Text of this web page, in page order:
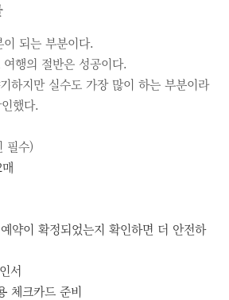
되는 부분이다.
행의 절반은 성공이다.
하지만 실수도 가장 많이 하는 부분이라
했다.
필수)
약이 확정되었는지 확인하면 더 안전하
서
체크카드 준비